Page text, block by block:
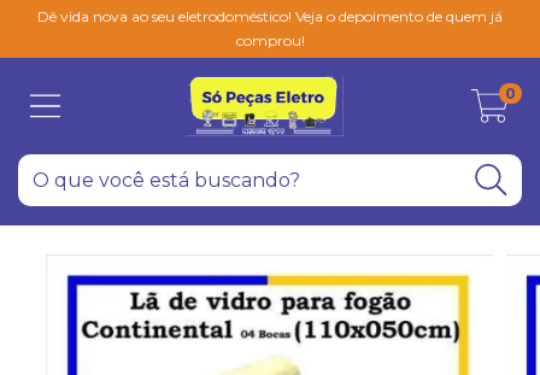
Dê vida nova ao seu eletrodoméstico! Veja o depoimento de quem já
comprou!
0